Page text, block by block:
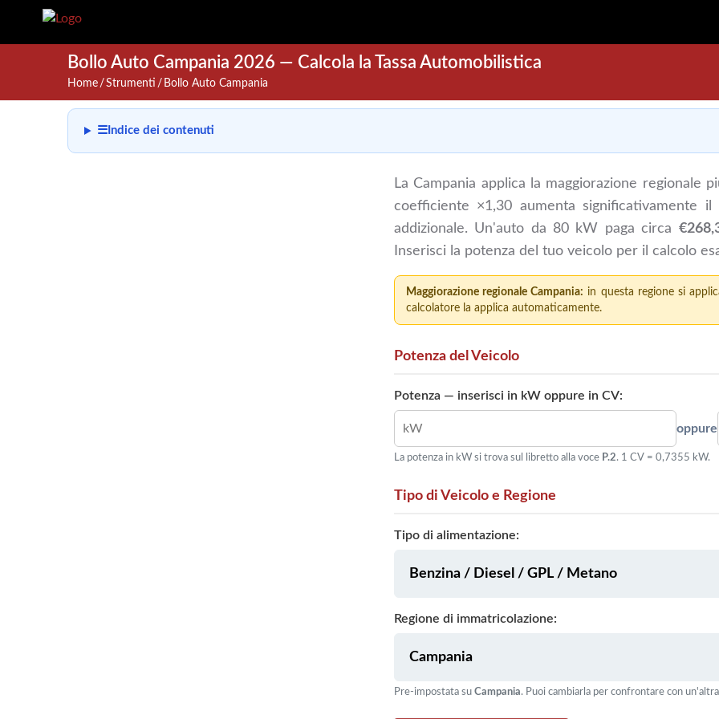
Bollo Auto Campania 2026 — Calcola la Tassa Automobilistica
Home Strumenti Bollo Auto Campania
☰ Indice dei contenuti
La Campania applica la maggiorazione regionale
coefficiente ×1,30 aumenta significativamente
addizionale. Un'auto da 80 kW paga circa
Inserisci la potenza del tuo veicolo per il calcolo
Maggiorazione regionale Campania: in questa regione si
calcolatore la applica automaticamente.
Potenza del Veicolo
Potenza — inserisci in kW oppure in CV:
oppure
La potenza in kW si trova sul libretto alla voce P.2. 1 CV = 0,7355 kW.
Tipo di Veicolo e Regione
Tipo di alimentazione:
Regione di immatricolazione:
Pre-impostata su Campania. Puoi cambiarla per confrontare con